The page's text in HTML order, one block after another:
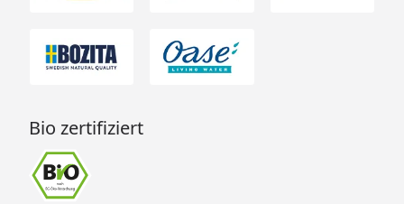
Bio zertifiziert